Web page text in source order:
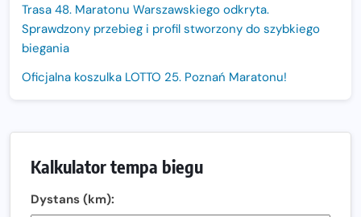
Trasa 48. Maratonu Warszawskiego odkryta.
Sprawdzony przebieg i profil stworzony do szybkiego
biegania
Oficjalna koszulka LOTTO 25. Poznań Maratonu!
Fabrykanta. Organizatorzy odkrywają trasę dzień po
Kalkulator tempa biegu
Dystans (km):